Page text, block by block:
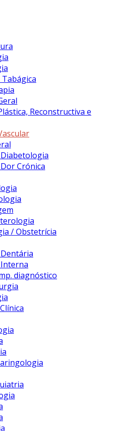
Tabágica
Reconstructiva e
Crónica
/ Obstetrícia
diagnóstico